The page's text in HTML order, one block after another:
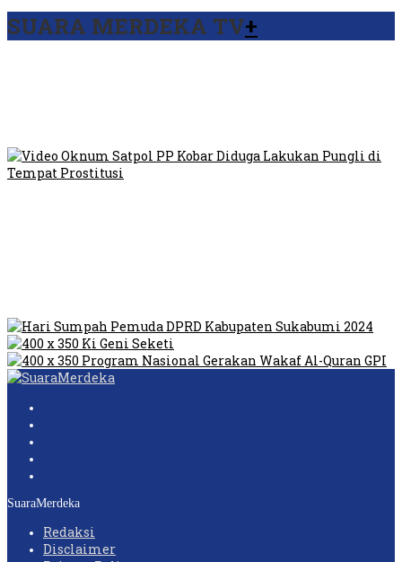
SUARA MERDEKA TV+
SuaraMerdeka
Redaksi
Disclaimer